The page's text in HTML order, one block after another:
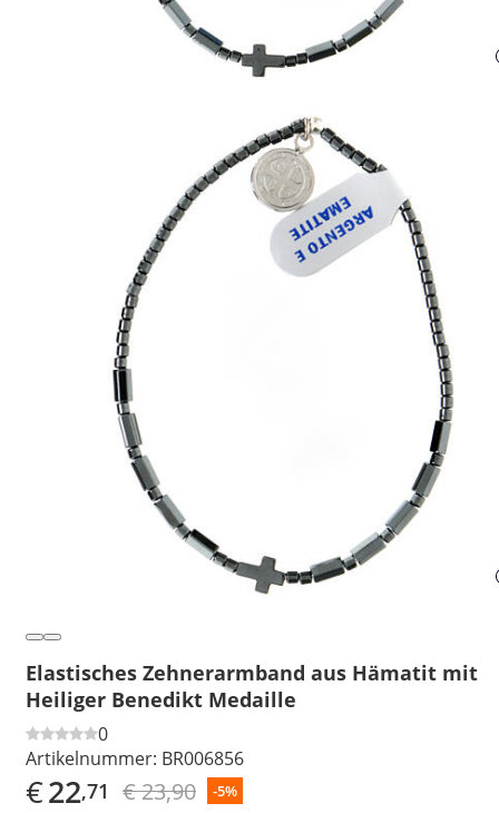
Elastisches Zehnerarmband aus Hämatit mit
Heiliger Benedikt Medaille
0
Artikelnummer: BR006856
€22,71 € 23,90 -5%